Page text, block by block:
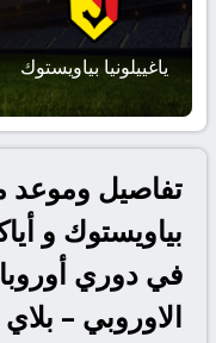
ياغييلونيا بياويستوك
تفاصيل وموعد
في دوري
الاوروبي –